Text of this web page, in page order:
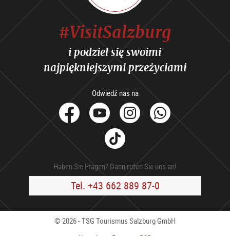
#VisitSalzburg
i podziel się swoimi
najpiękniejszymi przeżyciami
Odwiedź nas na
facebook
YoutubeInstagram
Tik
Tok
Haben Sie Fragen? Dann rufen Sie uns an!
Tel. +43 662 889 87-0
© 2026 - TSG Tourismus Salzburg GmbH